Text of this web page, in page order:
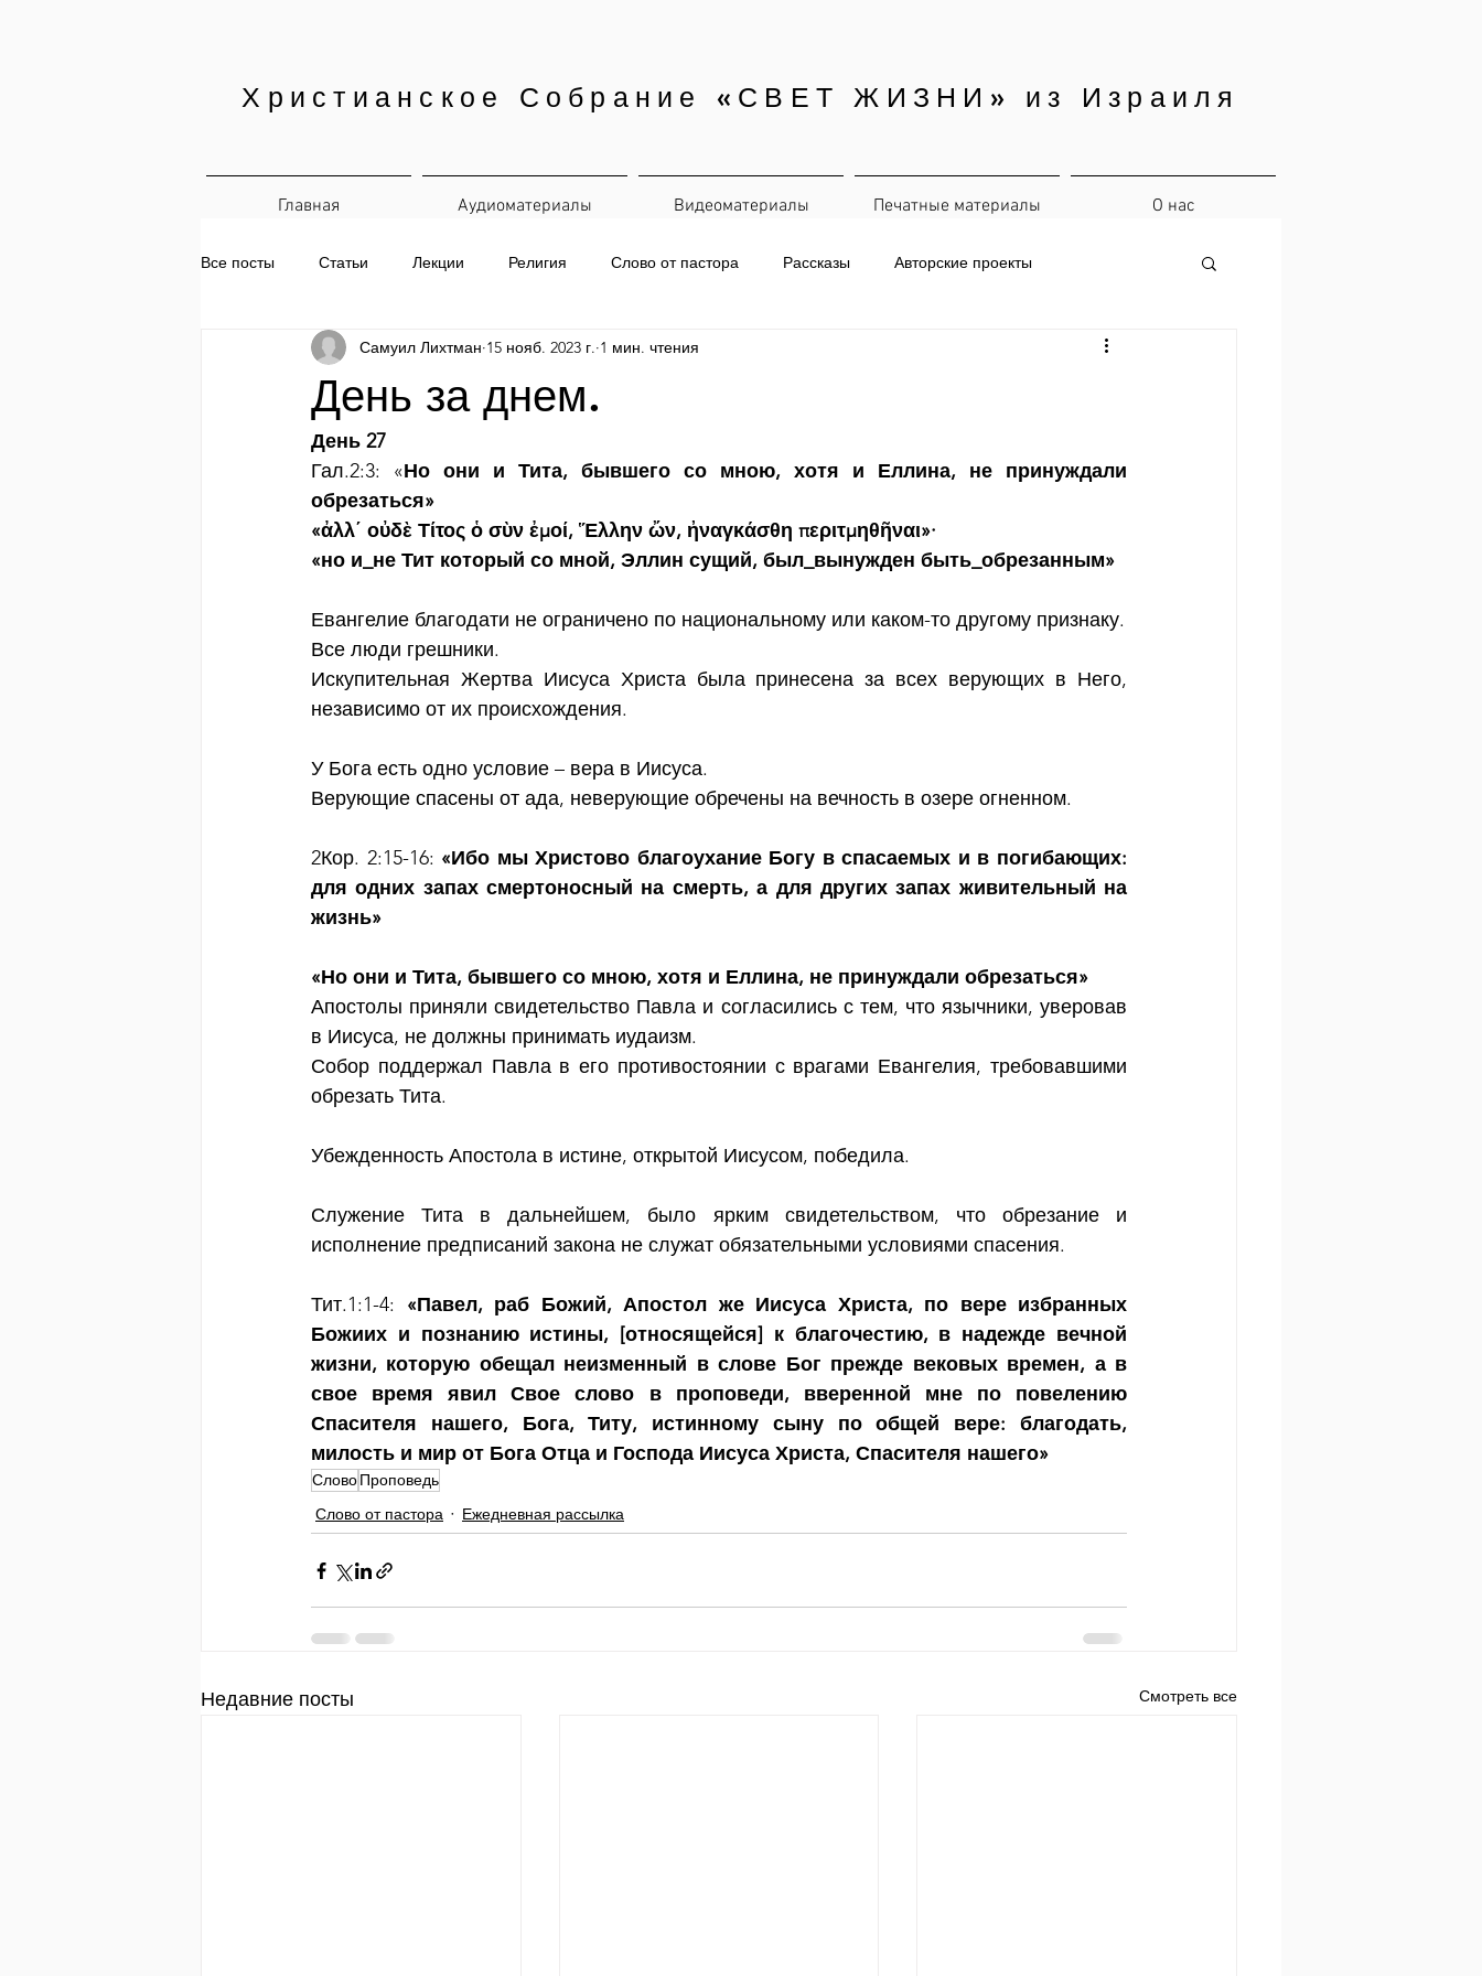
Христианское Собрание «СВЕТ ЖИЗНИ» из Израиля
Главная Аудиоматериалы Видеоматериалы Печатные материалы О нас
Все посты Статьи Лекции Религия Слово от пастора Рассказы Авторские проекты
Печатные материалы Ежедневная рассылка
День за днем.
Самуил Лихтман 15 нояб. 2023 г. 1 мин. чтения
День 27
Гал.2:3: «Но они и Тита, бывшего со мною, хотя и Еллина, не принуждали
обрезаться»
«ἀλλ΄ οὐδὲ Τίτος ὁ σὺν ἐμοί, Ἕλλην ὤν, ἠναγκάσθη περιτμηθῆναι»·
«но и_не Тит который со мной, Эллин сущий, был_вынужден быть_обрезанным»
Евангелие благодати не ограничено по национальному или каком-то другому признаку.
Все люди грешники.
Искупительная Жертва Иисуса Христа была принесена за всех верующих в Него,
независимо от их происхождения.
У Бога есть одно условие – вера в Иисуса.
Верующие спасены от ада, неверующие обречены на вечность в озере огненном.
2Кор. 2:15-16: «Ибо мы Христово благоухание Богу в спасаемых и в погибающих:
для одних запах смертоносный на смерть, а для других запах живительный на
жизнь»
«Но они и Тита, бывшего со мною, хотя и Еллина, не принуждали обрезаться»
Апостолы приняли свидетельство Павла и согласились с тем, что язычники, уверовав
в Иисуса, не должны принимать иудаизм.
Собор поддержал Павла в его противостоянии с врагами Евангелия, требовавшими
обрезать Тита.
Убежденность Апостола в истине, открытой Иисусом, победила.
Служение Тита в дальнейшем, было ярким свидетельством, что обрезание и
исполнение предписаний закона не служат обязательными условиями спасения.
Тит.1:1-4: «Павел, раб Божий, Апостол же Иисуса Христа, по вере избранных
Божиих и познанию истины, [относящейся] к благочестию, в надежде вечной
жизни, которую обещал неизменный в слове Бог прежде вековых времен, а в
свое время явил Свое слово в проповеди, вверенной мне по повелению
Спасителя нашего, Бога, Титу, истинному сыну по общей вере: благодать,
милость и мир от Бога Отца и Господа Иисуса Христа, Спасителя нашего»
СловоПроповедь
Слово от пастора
Ежедневная рассылка
Недавние посты Смотреть все